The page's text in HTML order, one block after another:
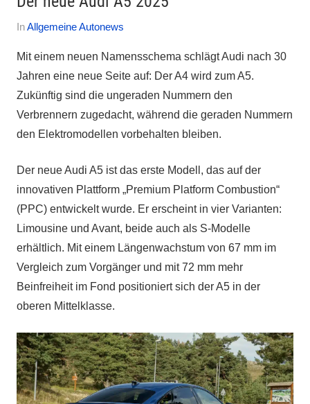
Am
Oktober
2024
Von
InAllgemeine Autonews
Mit einem neuen Namensschema schlägt Audi nach 30
Jahren eine neue Seite auf: Der A4 wird zum A5.
Zukünftig sind die ungeraden Nummern den
Verbrennern zugedacht, während die geraden Nummern
den Elektromodellen vorbehalten bleiben.
Der neue Audi A5 ist das erste Modell, das auf der
innovativen Plattform „Premium Platform Combustion“
(PPC) entwickelt wurde. Er erscheint in vier Varianten:
Limousine und Avant, beide auch als S-Modelle
erhältlich. Mit einem Längenwachstum von 67 mm im
Vergleich zum Vorgänger und mit 72 mm mehr
Beinfreiheit im Fond positioniert sich der A5 in der
oberen Mittelklasse.